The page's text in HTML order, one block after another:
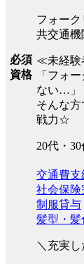
必須
資格
フォー
共交通機
≪未経験
「フォ
ない…」
そんな
戦力☆
20代・
交通費支
社会保険
制服貸与
髪型・髪
＼充実